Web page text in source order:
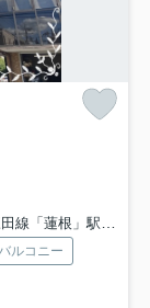
「蓮根」駅 徒歩13分
ルコニー